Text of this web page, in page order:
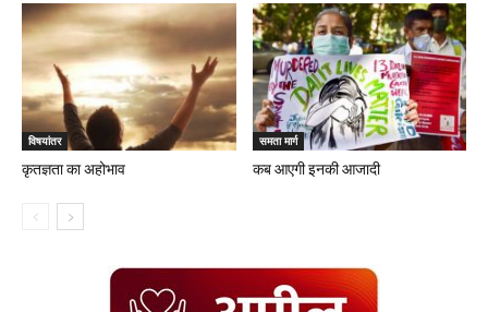
विषयांतर
कृतज्ञता का अहोभाव
समता मार्ग
कब आएगी इनकी आजादी